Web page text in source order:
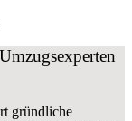
gründliche